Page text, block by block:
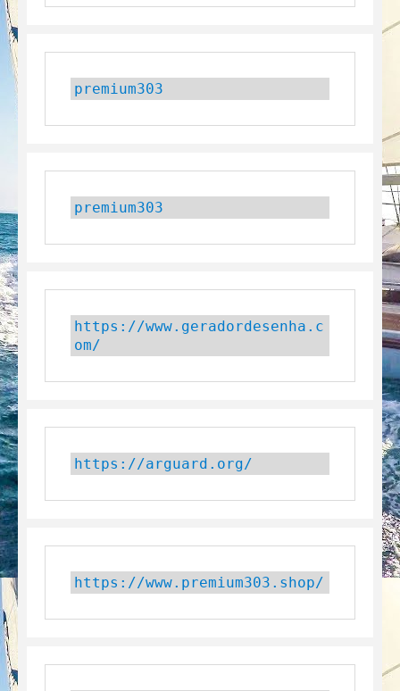
premium303
premium303
https://www.geradordesenha.c
om/
https://arguard.org/
https://www.premium303.shop/